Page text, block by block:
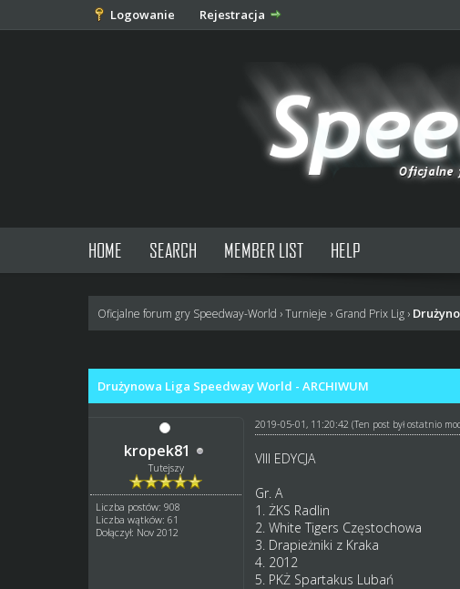
Logowanie Rejestracja
HOME SEARCH MEMBER LIST HELP
Oficjalne forum gry Speedway-World ›Turnieje › Grand Prix Lig ›
Drużynowa Liga Speedway World - ARCHIWUM
kropek81
Tutejszy
Liczba postów: 908
Liczba wątków: 61
Dołączył: Nov 2012
2019-05-01, 11:20:42 (Ten post był ostatnio
VIII EDYCJA
Gr. A
1. ŻKS Radlin
2. White Tigers Częstochowa
3. Drapieżniki z Kraka
4. 2012
5. PKŻ Spartakus Lubań